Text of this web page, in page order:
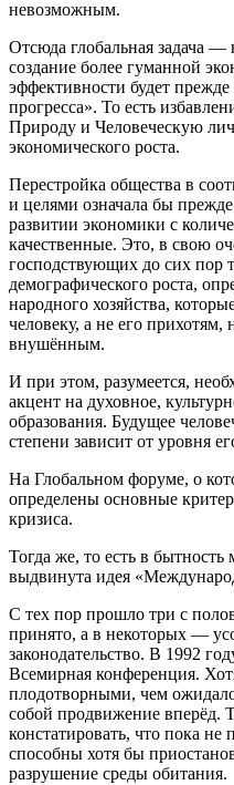
невозможным.
Отсюда глобальная задача —
создание более гуманной
эффективности будет прежде
прогресса». То есть
Природу и Человеческую
экономического роста.
Перестройка общества в
и целями означала бы
развитии экономики с
качественные. Это, в свою
господствующих до сих пор
демографического роста,
народного хозяйства,
человеку, а не его прихотям,
внушённым.
И при этом, разумеется,
акцент на духовное,
образования. Будущее
степени зависит от уровня
На Глобальном форуме, о
определены основные
кризиса.
Тогда же, то есть в
выдвинута идея
С тех пор прошло три с
принято, а в некоторых —
законодательство. В 1992
Всемирная конференция.
плодотворными, чем
собой продвижение вперёд.
констатировать, что пока
способны хотя бы
разрушение среды обитания.